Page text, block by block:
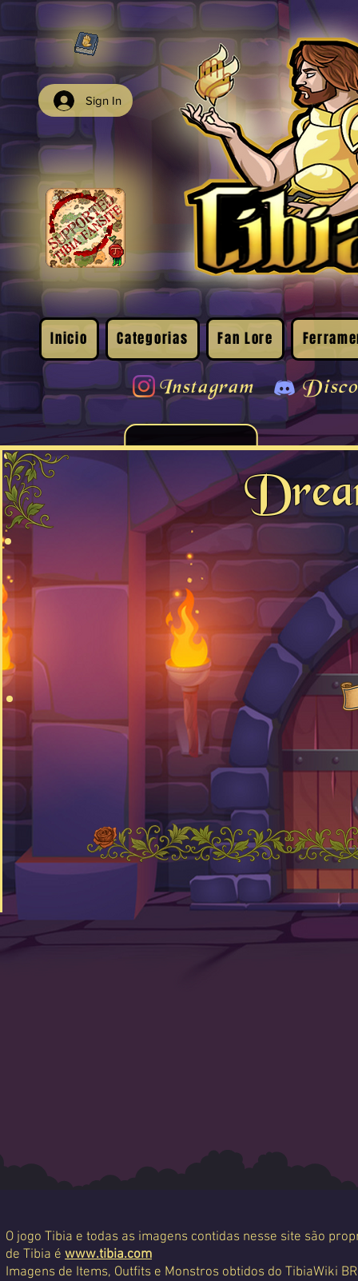
Sign In
Inicio Categorias Fan Lore
Instagram
O jogo Tibia e todas as imagens contidas nesse site são
de Tibia é www.tibia.com
Imagens de Items, Outfits e Monstros obtidos do TibiaWiki